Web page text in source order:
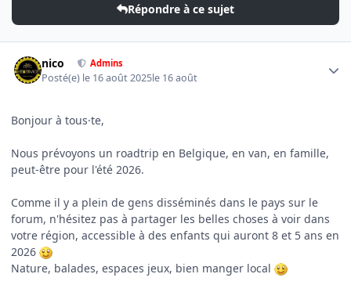
Répondre à ce sujet
nico Admins
Posté(e) le 16 août 2025le 16 août
Bonjour à tous·te,
Nous prévoyons un roadtrip en Belgique, en van, en famille,
peut-être pour l'été 2026.
Comme il y a plein de gens disséminés dans le pays sur le
forum, n'hésitez pas à partager les belles choses à voir dans
votre région, accessible à des enfants qui auront 8 et 5 ans en
2026
Nature, balades, espaces jeux, bien manger local